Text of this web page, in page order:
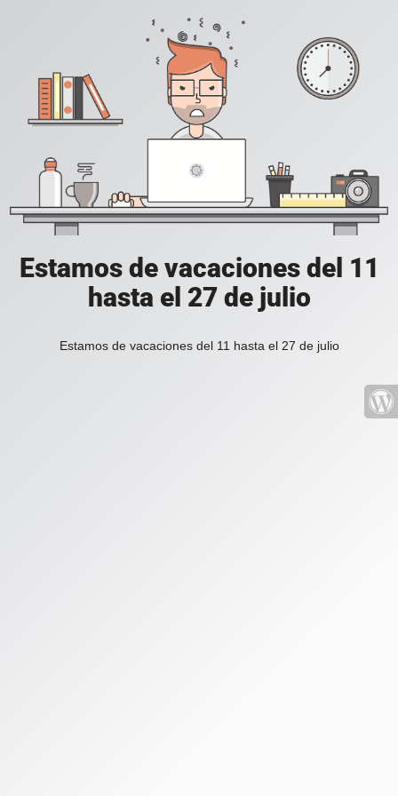
Estamos de vacaciones del 11
hasta el 27 de julio
Estamos de vacaciones del 11 hasta el 27 de julio